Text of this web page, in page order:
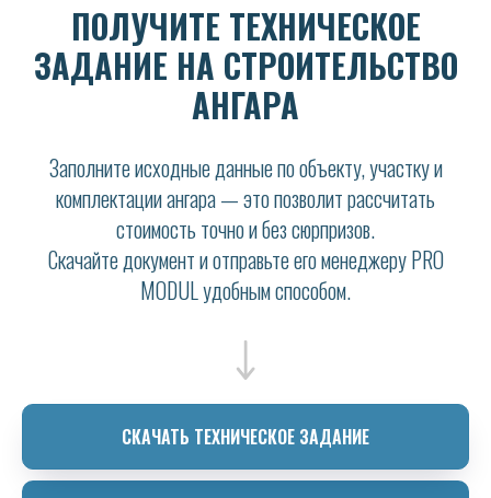
ПОЛУЧИТЕ ТЕХНИЧЕСКОЕ
ЗАДАНИЕ НА СТРОИТЕЛЬСТВО
АНГАРА
Заполните исходные данные по объекту, участку и
комплектации ангара — это позволит рассчитать
стоимость точно и без сюрпризов.
Скачайте документ и отправьте его менеджеру PRO
MODUL удобным способом.
СКАЧАТЬ ТЕХНИЧЕСКОЕ ЗАДАНИЕ